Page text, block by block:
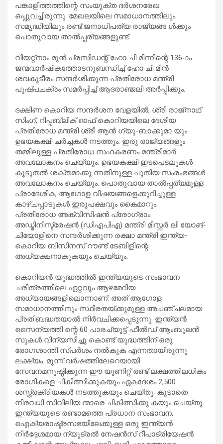
പങ്കാളിത്തത്തിന്റെ സംയുക്ത ദർശനരേഖ
ഒപ്പുവച്ചിരുന്നു. മേഖലയിലെ സമാധാനത്തിലും
സമൃദ്ധിയിലും രണ്ട് ജനാധിപത്യ രാജ്യങ്ങ ൾക്കും
പൊതുവായ താൽപ്പര്യങ്ങളുണ്ട്.
വിയറ്റ്നാം മുൻ പ്രസിഡന്റ് ഹോ ചി മിന്നിന്റെ 136-ാം
ജന്മവാർഷികത്തോടനുബന്ധിച്ച് ഹോ ചി മിൻ
ശവകുടീരം സന്ദർശിക്കുന്ന പ്രതിരോധ മന്ത്രി
പുഷ്പചക്രം സമർപ്പിച്ച് ആദരാഞ്ജലി അർപ്പിക്കും.
ദക്ഷിണ കൊറിയ സന്ദർശന വേളയിൽ, ശ്രീ രാജ്‌നാഥ്
സിംഗ്, റിപ്പബ്ലിക് ഓഫ് കൊറിയയിലെ ദേശീയ
പ്രതിരോധ മന്ത്രി ശ്രീ ആൻ ഗ്യു-ബാക്കുമാ യും
ഉഭയകക്ഷി ചർച്ചകൾ നടത്തും. ഇരു രാജ്യങ്ങളും
തമ്മിലുള്ള പ്രതിരോധ സഹകരണം മന്ത്രിമാർ
അവലോകനം ചെയ്യും. ഉഭയകക്ഷി ഇടപെടലുകൾ
കൂടുതൽ ശക്തമാക്കു ന്നതിനുള്ള പുതിയ സംരംഭങ്ങൾ
അവലോകനം ചെയ്യും. പൊതുവായ താൽപ്പര്യമുള്ള
പ്രാദേശിക, ആഗോള വിഷയങ്ങളെക്കുറിച്ചുള്ള
കാഴ്ചപ്പാടുകൾ ഇരുപക്ഷവും കൈമാറും.
പ്രതിരോധ അക്വിസിഷൻ പ്രോഗ്രാം
അഡ്മിനിസ്ട്രേഷൻ (ഡിഎപിഎ) മന്ത്രി മിസ്റ്റർ ലീ യോങ്-
ചിയോളിനെ സന്ദർശിക്കുന്ന രക്ഷാ മന്ത്രി ഇന്ത്യ-
കൊറിയ ബിസിനസ് റൗണ്ട് ടേബിളിന്റെ
അധ്യക്ഷനാകുകയും ചെയ്യും.
കൊറിയൻ യുദ്ധത്തിൽ ഇന്ത്യയുടെ സംഭാവന
ചരിത്രത്തിലെ ഏറ്റവും ആഴമേറിയ
അധ്യായങ്ങളിലൊന്നാണ്. അത് ആഗോള
സമാധാനത്തിനും സ്ഥിരതയ്ക്കുമുള്ള അചഞ്ചലമായ
പ്രതിബദ്ധതയാൽ നിർവചിക്കപ്പെടുന്നു. ഇന്ത്യൻ
സൈന്യത്തി ന്റെ 60 പാരച്യൂട്ട് ഫീൽഡ് ആംബുലൻ
സുകൾ വിന്യസിച്ചു കൊണ്ട് യുദ്ധത്തിന് ഒരു
രോഗശാന്തി സ്പർശം നൽകുക എന്നതായിരുന്നു
ലക്ഷ്യം. മൂന്ന് വർഷത്തിലേറെയായി
സേവനമനുഷ്ഠിക്കുന്ന ഈ യൂണിറ്റ് രണ്ട് ലക്ഷത്തിലധികം
രോഗികളെ ചികിത്സിക്കുകയും ഏകദേശം 2,500
ശസ്ത്രക്രിയകൾ നടത്തുകയും ചെയ്തു. കൂടാതെ
നിരവധി സിവിലിയ ന്മാരെ ചികിത്സിക്കു കയും ചെയ്തു.
ഇന്ത്യയുടെ രണ്ടാമത്തെ പ്രധാന സംഭാവന,
ഐക്യരാഷ്ട്രസഭയിലേക്കുള്ള ഒരു ഇന്ത്യൻ
നിർദ്ദേശമായ ന്യൂട്രൽ നേഷൻസ് റീപാട്രിയേഷൻ